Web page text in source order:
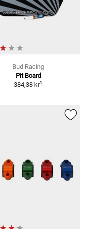
Bud Racing
Pit Board
384,38 kr1